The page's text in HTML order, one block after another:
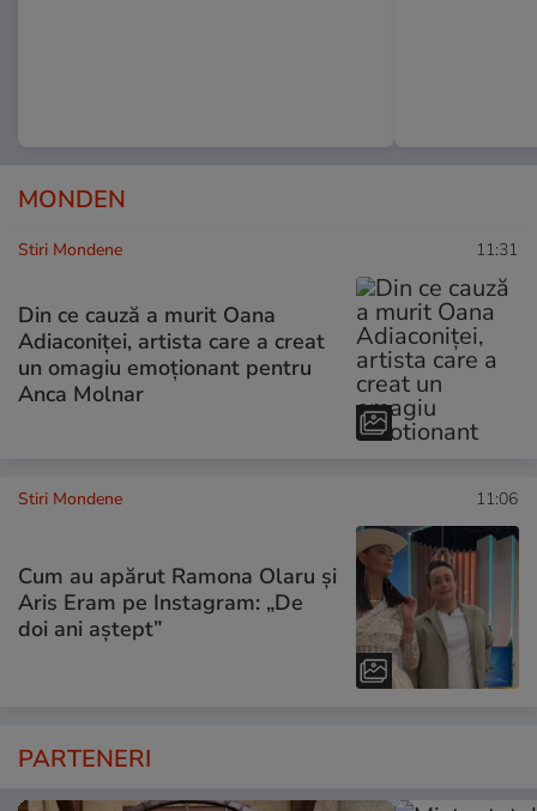
MONDEN
Stiri Mondene 11:31
Din ce cauză a murit Oana
Adiaconiței, artista care a creat
un omagiu emoționant pentru
Anca Molnar
Stiri Mondene 11:06
Cum au apărut Ramona Olaru și
Aris Eram pe Instagram: „De
doi ani aștept”
PARTENERI